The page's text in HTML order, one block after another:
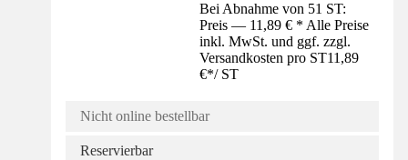
Bei Abnahme von 51 ST:
Preis — 11,89 € * Alle Preise
inkl. MwSt. und ggf. zzgl.
Versandkosten pro ST11,89
€*/ ST
Nicht online bestellbar
Reservierbar